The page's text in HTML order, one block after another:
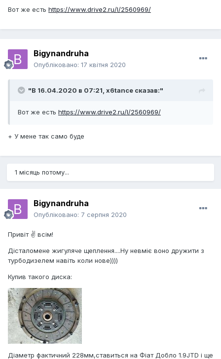
Вот же есть https://www.drive2.ru/l/2560969/
Bigynandruha
Опубліковано: 17 квітня 2020
"В 16.04.2020 в 07:21, x6tance сказав:"
Вот же есть https://www.drive2.ru/l/2560969/
+ У мене так само буде
1 місяць потому...
Bigynandruha
Опубліковано: 7 серпня 2020
Привіт ✌️ всім!
Дісталомене жигуляче щеплення....Ну невміє воно дружити з
турбодизелем навіть коли нове))))
Купив такого диска:
Діаметр фактичний 228мм,ставиться на Фіат Добло 1.9JTD і ще